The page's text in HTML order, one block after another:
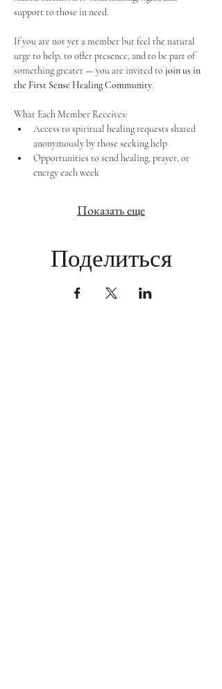
support to those in need.
If you are not yet a member but feel the natural
urge to help, to offer presence, and to be part of
something greater — you are invited to join us in
the First Sense Healing Community.
What Each Member Receives:
Access to spiritual healing requests shared
anonymously by those seeking help
Opportunities to send healing, prayer, or
energy each week
Показать еще
Поделиться